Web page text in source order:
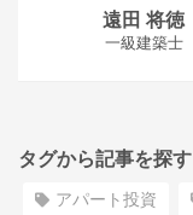
遠田 将徳
一級建築士
タグから記事を探す
アパート投資